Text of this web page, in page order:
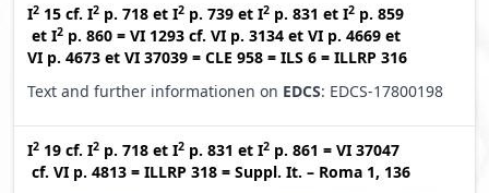
I2 15 cf. I2 p. 718 et I2 p. 739 et I2 p. 831 et I2 p. 859
et I2 p. 860 = VI 1293 cf. VI p. 3134 et VI p. 4669 et
VI p. 4673 et VI 37039 = CLE 958 = ILS 6 = ILLRP 316
Text and further informationen on EDCS: EDCS-17800198
I2 19 cf. I2 p. 718 et I2 p. 831 et I2 p. 861 = VI 37047
cf. VI p. 4813 = ILLRP 318 = Suppl. It. – Roma 1, 136